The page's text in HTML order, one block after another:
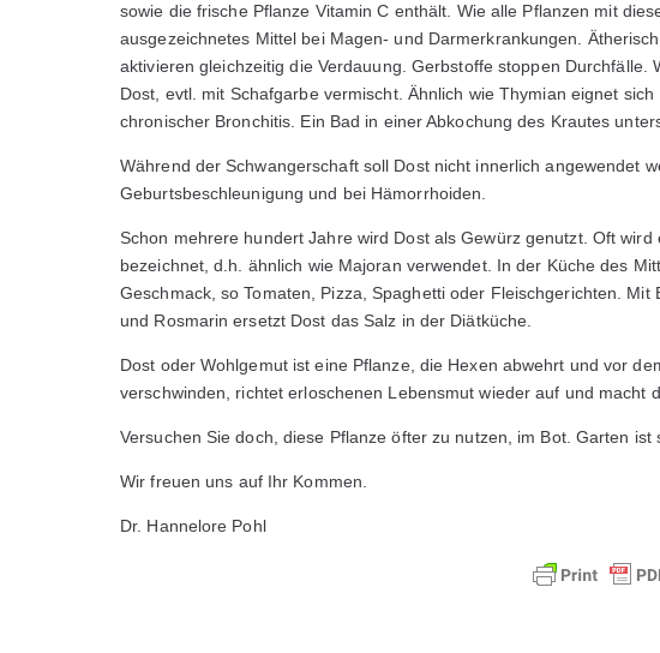
sowie die frische Pflanze Vitamin C enthält. Wie alle Pflanzen mit
ausgezeichnetes Mittel bei Magen- und Darmerkrankungen.
aktivieren gleichzeitig die Verdauung. Gerbstoffe stoppen
Dost, evtl. mit Schafgarbe vermischt. Ähnlich wie Thymian eignet
chronischer Bronchitis. Ein Bad in einer Abkochung des Krautes
Während der Schwangerschaft soll Dost nicht innerlich angewendet
Geburtsbeschleunigung und bei Hämorrhoiden.
Schon mehrere hundert Jahre wird Dost als Gewürz genutzt. Oft
bezeichnet, d.h. ähnlich wie Majoran verwendet. In der Küche des
Geschmack, so Tomaten, Pizza, Spaghetti oder Fleischgerichten.
und Rosmarin ersetzt Dost das Salz in der Diätküche.
Dost oder Wohlgemut ist eine Pflanze, die Hexen abwehrt und vor
verschwinden, richtet erloschenen Lebensmut wieder auf und macht
Versuchen Sie doch, diese Pflanze öfter zu nutzen, im Bot. Garten ist
Wir freuen uns auf Ihr Kommen.
Dr. Hannelore Pohl